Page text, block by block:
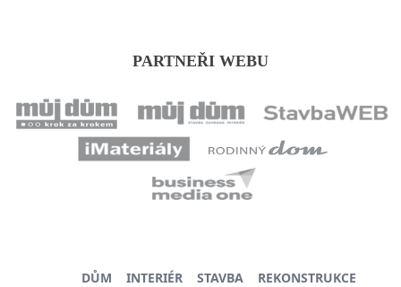
PARTNEŘI WEBU
DŮM INTERIÉR STAVBA
REKONSTRUKCE